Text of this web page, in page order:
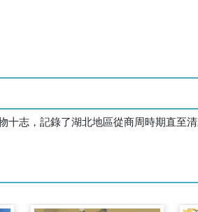
志，記錄了湖北地區從商周時期直至